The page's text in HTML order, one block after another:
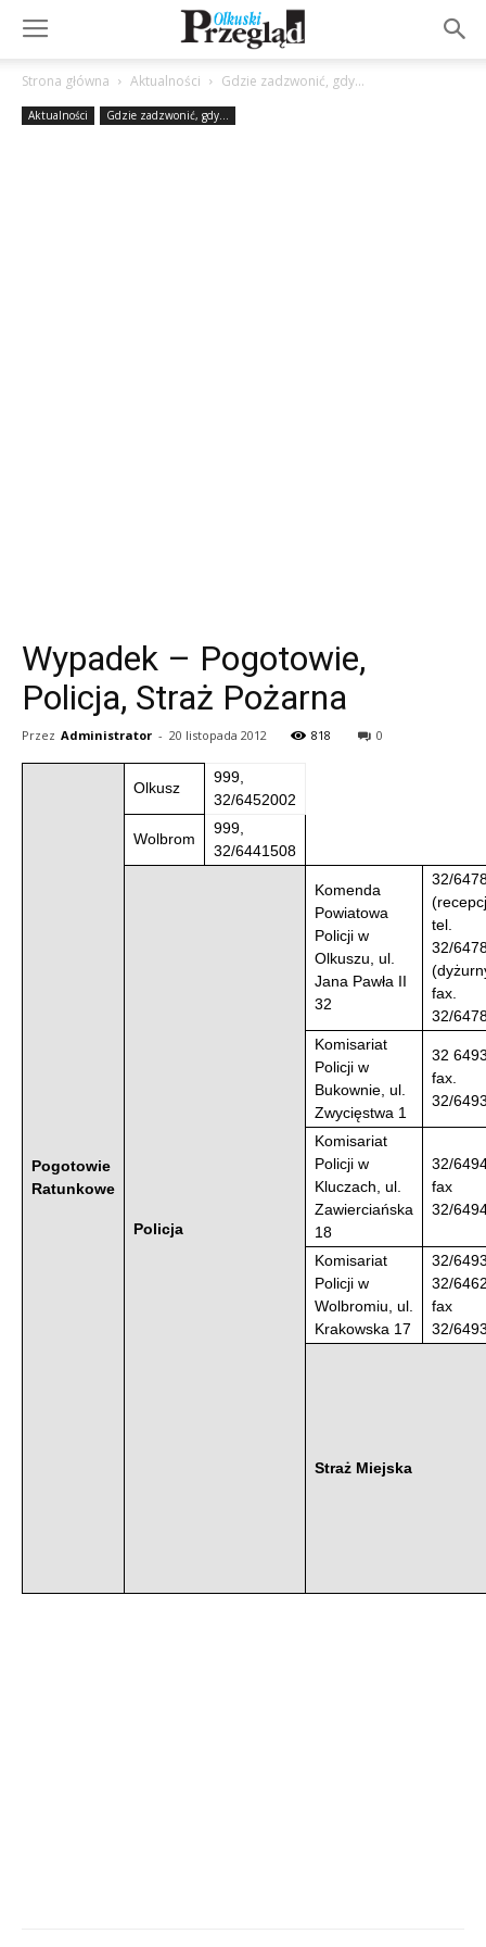
Strona główna Aktualności Gdzie zadzwonić, gdy...
Aktualności Gdzie zadzwonić, gdy...
Wypadek – Pogotowie,
Policja, Straż Pożarna
Przez Administrator - 20 listopada 2012 818 0
Pogotowie
Ratunkowe
Olkusz
999,
32/6452002
Wolbrom
999,
32/6441508
Policja
Komenda
Powiatowa
Policji w
Olkuszu, ul.
Jana Pawła II
32
32/
tel.
32/
fax.
32/
Komisariat
Policji w
Bukownie, ul.
Zwycięstwa 1
32
fax.
32/
Komisariat
Policji w
Kluczach, ul.
Zawierciańska
18
32/
fax
32/
Komisariat
Policji w
Wolbromiu, ul.
Krakowska 17
32/
32/
fax
32/
Straż Miejska